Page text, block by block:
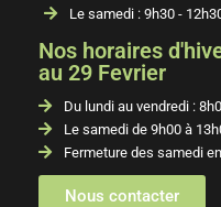
Le samedi : 9h30 -
Nos horaires
au 29 Fevrier
Du lundi au vendredi :
Le samedi de 9h00 à
Fermeture des samedi
Nous contacter